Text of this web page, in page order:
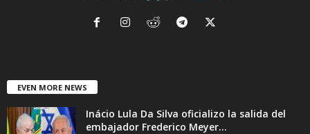
EVEN MORE NEWS
Inácio Lula Da Silva oficializo la salida del
embajador Frederico Meyer...